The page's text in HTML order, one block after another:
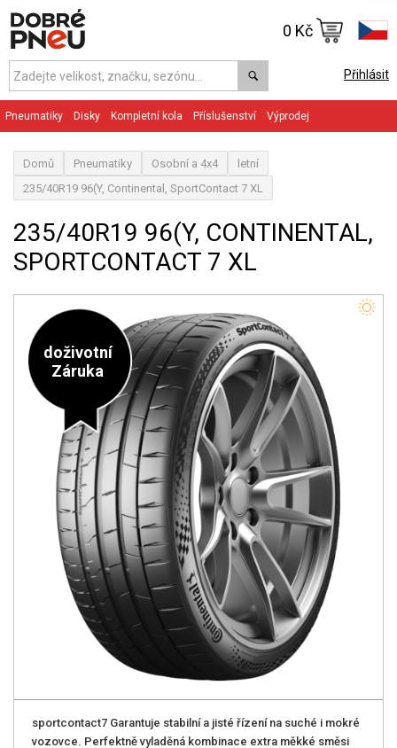
Přihlásit
0 Kč
Pneumatiky Disky Kompletní kola Příslušenství Výprodej
Domů Pneumatiky Osobní a 4x4
letní
235/40R19 96(Y, Continental, SportContact 7 XL
235/40R19 96(Y, CONTINENTAL,
SPORTCONTACT 7 XL
doživotní
Záruka
sportcontact7 Garantuje stabilní a jisté řízení na suché i mokré
vozovce. Perfektně vyladěná kombinace extra měkké směsi